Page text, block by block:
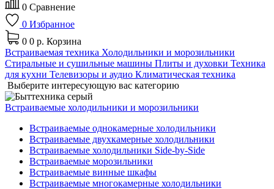
0 Сравнение
0 Избранное
0 0 р. Корзина
Встраиваемая техника Холодильники и морозильники
Стиральные и сушильные машины Плиты и духовки Техника
для кухни Телевизоры и аудио Климатическая техника
Выберите интересующую вас категорию
Встраиваемые холодильники и морозильники
Встраиваемые однокамерные холодильники
Встраиваемые двухкамерные холодильники
Встраиваемые холодильники Side-by-Side
Встраиваемые морозильники
Встраиваемые винные шкафы
Встраиваемые многокамерные холодильники